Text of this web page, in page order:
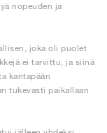
nopeuden ja
joka oli puolet
ei tarvittu, ja siinä
kantapään
tukevasti paikallaan